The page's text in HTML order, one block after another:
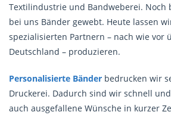
Textilindustrie und Bandweberei. Noch
bei uns Bänder gewebt. Heute lassen
spezialisierten Partnern – nach wie vor
Deutschland – produzieren.
Personalisierte Bänder bedrucken wir
Druckerei. Dadurch sind wir schnell
auch ausgefallene Wünsche in kurzer